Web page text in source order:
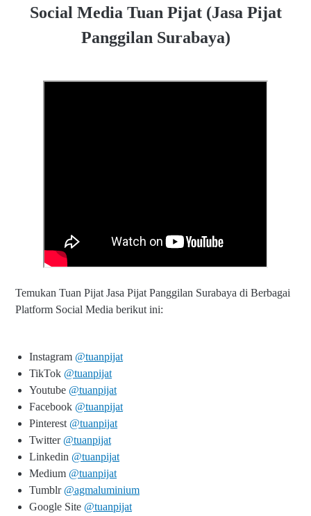
Social Media Tuan Pijat (Jasa Pijat
Panggilan Surabaya)
Temukan Tuan Pijat Jasa Pijat Panggilan Surabaya di Berbagai
Platform Social Media berikut ini:
Instagram @tuanpijat
TikTok @tuanpijat
Youtube @tuanpijat
Facebook @tuanpijat
Pinterest @tuanpijat
Twitter @tuanpijat
Linkedin @tuanpijat
Medium @tuanpijat
Tumblr @agmaluminium
Google Site @tuanpijat